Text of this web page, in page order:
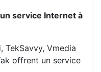
service Internet à
TekSavvy, Vmedia
offrent un service